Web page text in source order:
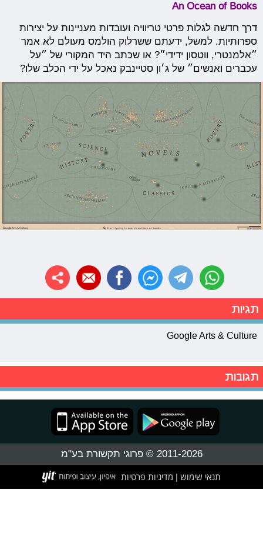
An Ocean of Books
דרך חדשה לגלות פרטי טריוויה ועובדות מעניינות על יצירות
ספרותיות. למשל, ידעתם ששרלוק הולמס מעולם לא אמר
״אלמנטרי, ווטסון ידידי״? או שכתב היד המקורי של ״על
עכברים ואנשים״ של ג׳ון סטיינבק נאכל על ידי הכלב שלו?
תגיות
Google Arts & Culture
תגובות
2011-2026 © פרוגי תקשורת בע"מ
תנאי שימוש מדיניות פרטיות